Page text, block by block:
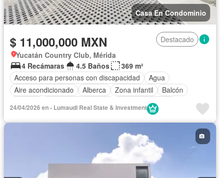
Casa En Condominio
$ 11,000,000 MXN
Destacado
Yucatán Country Club, Mérida
4 Recámaras
4.5 Baños
369 m²
Acceso para personas con discapacidad
Agua
Aire acondicionado
Alberca Zona infantil
Balcón
Cocina equipada
Cuarto de servicio
Sala polivalente
Seguridad
24/04/2026 en - Lumaudi Real State & Investment